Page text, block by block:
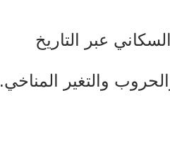
عبر التاريخ
والتغير المناخي.